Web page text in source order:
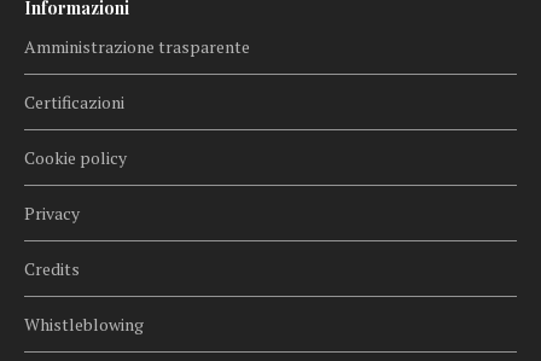
Informazioni
Amministrazione trasparente
Certificazioni
Cookie policy
Privacy
Credits
Whistleblowing